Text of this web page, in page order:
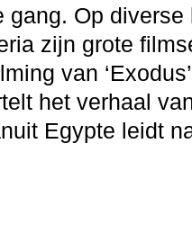
gang. Op
zijn grote
van
het verhaal
Egypte leidt